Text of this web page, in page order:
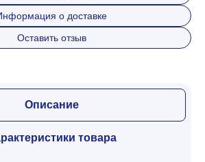
о доставке
Оставить отзыв
Описание
товара